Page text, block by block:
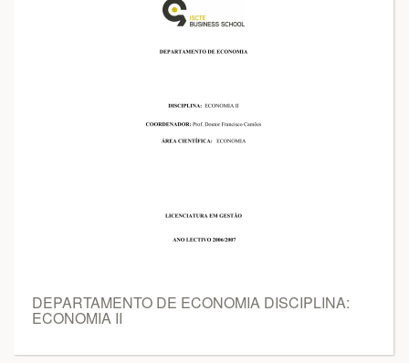
DEPARTAMENTO DE ECONOMIA DISCIPLINA:
ECONOMIA II